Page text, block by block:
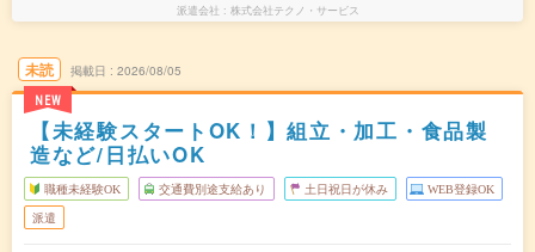
派遣会社 株式会社テクノ・サービス
未読
NEW
掲載日 2026/08/05
【未経験スタートOK！】組立・加工・食品製
造など/日払いOK
職種未経験OK 交通費別途支給あり 土日祝日が休み WEB登録OK
派遣